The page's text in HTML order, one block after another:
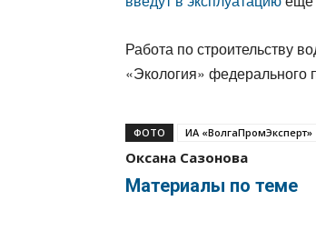
Работа по строительству
«Экология» федерального
ФОТО ИА «ВолгаПромЭксперт»
Оксана Сазонова
Материалы по теме